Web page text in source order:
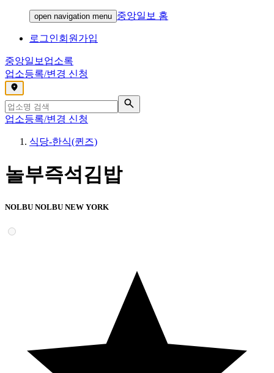
open navigation menu 중앙일보 홈
로그인회원가입
중앙일보 업소록
업소등록/변경 신청
,
업소등록/변경 신청
식당-한식(퀸즈)
놀부즉석김밥
NOLBU NOLBU NEW YORK